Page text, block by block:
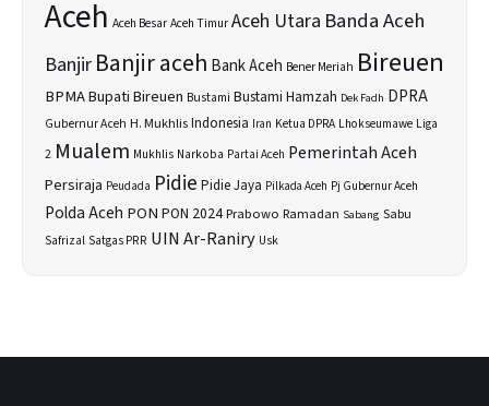
Aceh Aceh BesarAceh TimurAceh Utara Banda Aceh
BanjirBanjir aceh Bank Aceh Bener Meriah Bireuen
BPMABupati Bireuen Bustami Bustami Hamzah Dek Fadh DPRA
Gubernur Aceh H. MukhlisIndonesia Iran Ketua DPRA Lhokseumawe Liga
2 Mualem Mukhlis Narkoba Partai Aceh Pemerintah Aceh
Persiraja Peudada Pidie Pidie Jaya Pilkada Aceh Pj Gubernur Aceh
Polda Aceh PON PON 2024Prabowo Ramadan Sabang Sabu
Safrizal Satgas PRR UIN Ar-Raniry Usk